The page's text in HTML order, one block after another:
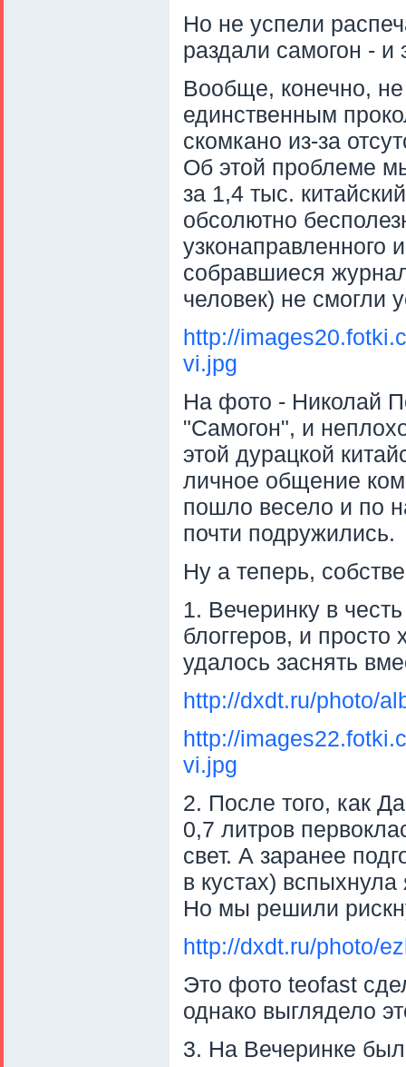
Но не успели
раздали самогон - и
Вообще, конечно,
единственным
скомкано из-за
Об этой проблеме
за 1,4 тыс.
обсолютно
собравшиеся
человек) не смогли
http://
vi.jpg
На фото - Николай
"Самогон", и
этой дурацкой
личное общение
пошло весело и по
почти подружились.
Ну а теперь,
1. Вечеринку в
блоггеров, и
удалось заснять
http://dxdt.ru/photo/
http://
vi.jpg
2. После того, как
0,7 литров
свет. А заранее
в кустах)
Но мы решили
http://dxdt.ru/photo/
Это фото teofast
однако выглядело
3. На Вечеринке